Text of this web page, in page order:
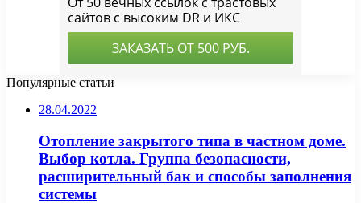
Популярные статьи
28.04.2022
Отопление закрытого типа в частном доме.
Выбор котла. Группа безопасности,
расширительный бак и способы заполнения
системы